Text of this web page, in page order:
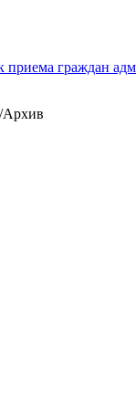
приема граждан
/Архив